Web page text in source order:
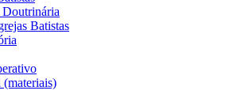
Doutrinária
Batistas
(materiais)